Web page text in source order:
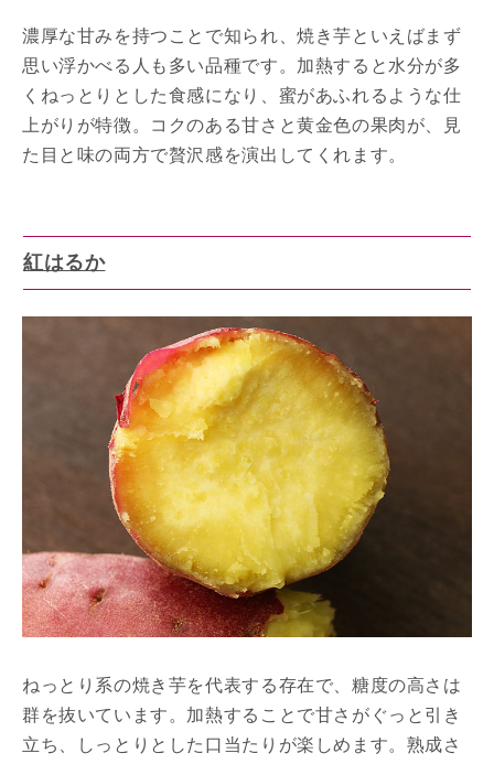
濃厚な甘みを持つことで知られ、焼き芋といえばまず
思い浮かべる人も多い品種です。加熱すると水分が多
くねっとりとした食感になり、蜜があふれるような仕
上がりが特徴。コクのある甘さと黄金色の果肉が、見
た目と味の両方で贅沢感を演出してくれます。
紅はるか
ねっとり系の焼き芋を代表する存在で、糖度の高さは
群を抜いています。加熱することで甘さがぐっと引き
立ち、しっとりとした口当たりが楽しめます。熟成さ